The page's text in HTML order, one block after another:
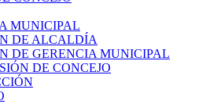
MUNICIPAL
DE ALCALDÍA
DE GERENCIA MUNICIPAL
DE CONCEJO